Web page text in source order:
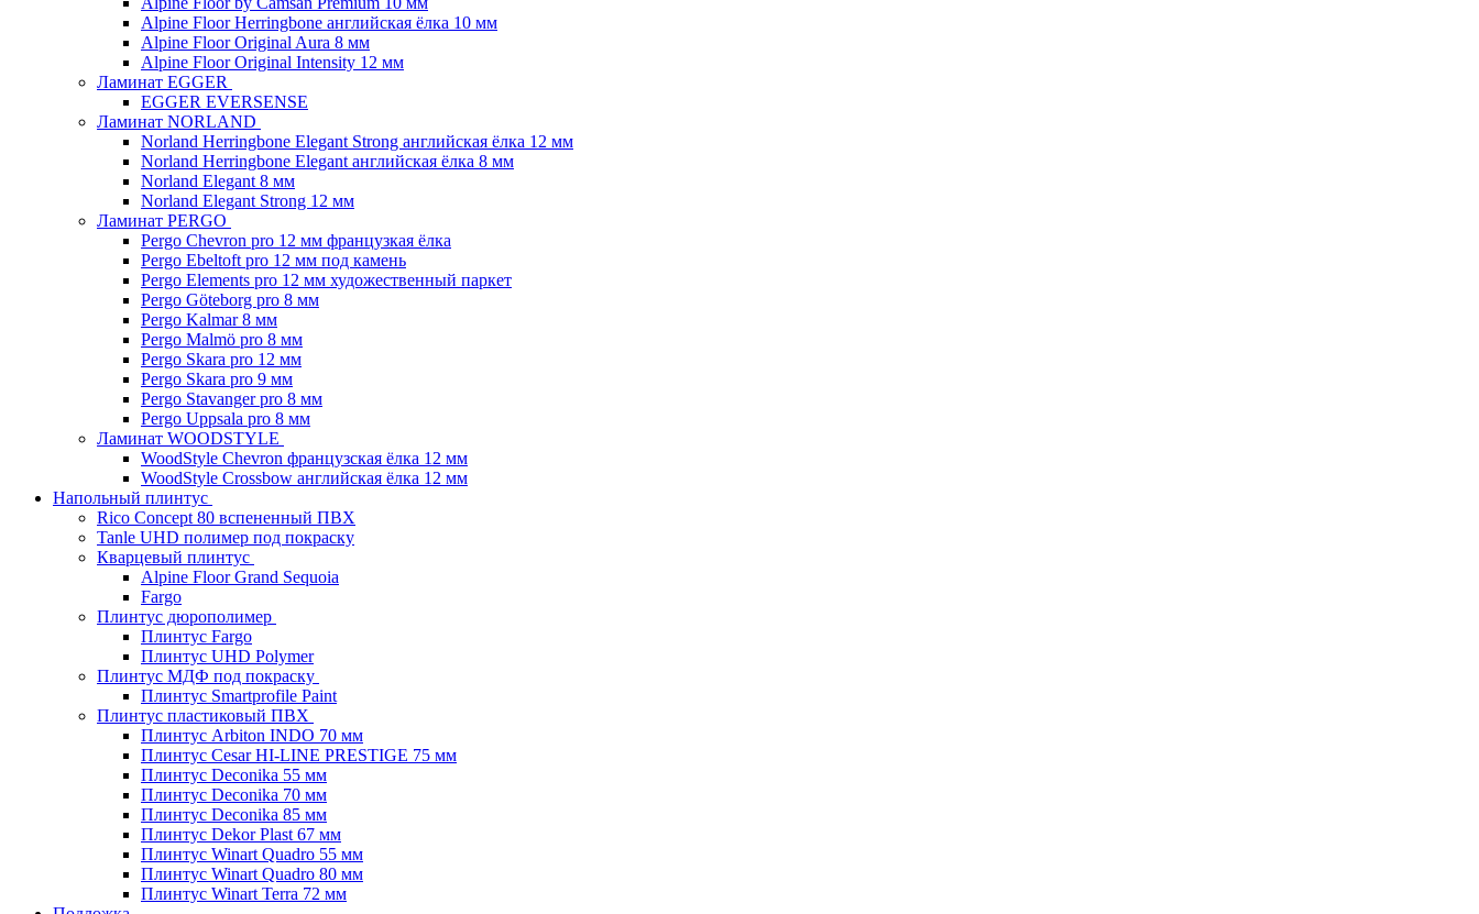
Alpine Floor Herringbone английская ёлка 10 мм
Alpine Floor Original Aura 8 мм
Alpine Floor Original Intensity 12 мм
Ламинат EGGER
EGGER EVERSENSE
Ламинат NORLAND
Norland Herringbone Elegant Strong английская ёлка 12 мм
Norland Herringbone Elegant английская ёлка 8 мм
Norland Elegant 8 мм
Norland Elegant Strong 12 мм
Ламинат PERGO
Pergo Chevron pro 12 мм французкая ёлка
Pergo Ebeltoft pro 12 мм под камень
Pergo Elements pro 12 мм художественный паркет
Pergo Göteborg pro 8 мм
Pergo Kalmar 8 мм
Pergo Malmö pro 8 мм
Pergo Skara pro 12 мм
Pergo Skara pro 9 мм
Pergo Stavanger pro 8 мм
Pergo Uppsala pro 8 мм
Ламинат WOODSTYLE
WoodStyle Chevron французская ёлка 12 мм
WoodStyle Crossbow английская ёлка 12 мм
Напольный плинтус
Rico Concept 80 вспененный ПВХ
Tanle UHD полимер под покраску
Кварцевый плинтус
Alpine Floor Grand Sequoia
Fargo
Плинтус дюрополимер
Плинтус Fargo
Плинтус UHD Polymer
Плинтус МДФ под покраску
Плинтус Smartprofile Paint
Плинтус пластиковый ПВХ
Плинтус Arbiton INDO 70 мм
Плинтус Cesar HI-LINE PRESTIGE 75 мм
Плинтус Deconika 55 мм
Плинтус Deconika 70 мм
Плинтус Deconika 85 мм
Плинтус Dekor Plast 67 мм
Плинтус Winart Quadro 55 мм
Плинтус Winart Quadro 80 мм
Плинтус Winart Terra 72 мм